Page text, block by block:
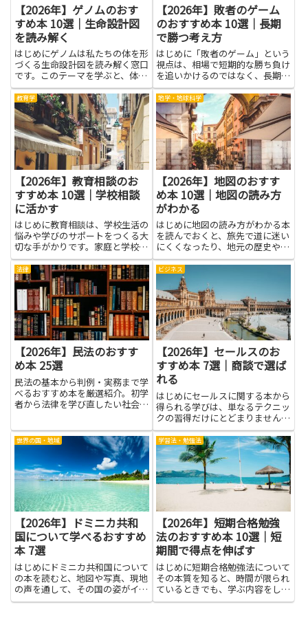
【2026年】ゲノムのおす
すめ本 10選｜生命設計図
を読み解く
はじめにゲノムは私たちの体を形
づくる生命設計図を読み解く窓口
です。このテーマを学ぶと、体の
しくみや遺伝の働きを身近な言葉
で理解できます。読みやすい本を
選べば専門用語がやさしく説明さ
れ、難しさを感じずに読み進めら
れます。DNAの基本、遺伝子の...
【2026年】敗者のゲーム
のおすすめ本 10選｜長期
で勝つ考え方
はじめに「敗者のゲーム」という
視点は、相場で短期的な勝ち負け
を追いかけるのではなく、長期で
勝つ考え方を重視します。これら
の本を読むことで、手数料や税金
といったコスト意識、資産を分散
することの意味、複利の力を時間
を味方にする考え方など、投資
の...
教育学
【2026年】教育相談のお
すすめ本 10選｜学校相談
に活かす
はじめに教育相談は、学校生活の
悩みや学びのサポートをつくる大
切な手がかりです。家庭と学校が
協力して子どもの居場所を作るた
めに、先生と保護者の話をつなぐ
工夫を学べます。専門家の話を理
解しやすく受け止める力が身につ
くと、相談の場がスムーズにな
り...
地学・地球科学
【2026年】地図のおすす
め本 10選｜地図の読み方
がわかる
はじめに地図の読み方がわかる本
を読んでおくと、旅先で道に迷い
にくくなったり、地元の歴史や地
形を想像しやすくなります。地図
はただの紙や画面の情報ではな
く、場所と人のつながりを読み解
く道具です。初心者にも分かりや
すい絵や記号の使い方を知ると、
地...
法律
【2026年】民法のおすす
め本 25選
民法の基本から判例・実務まで学
べるおすすめ本を厳選紹介。初学
者から法律を学び直したい社会人
ビジネス
【2026年】セールスのお
すすめ本 7選｜商談で選ば
れる
はじめにセールスに関する本から
得られる学びは、単なるテクニッ
クの習得だけにとどまりません。
商談で選ばれるためのコミュニケ
ーションのコツや相手の本音を引
き出す質問、提案の組み立て方と
いった実践的な知識を、体系的に
吸収できます。読むことで商談
前...
世界の国・地域
【2026年】ドミニカ共和
国について学べるおすすめ
本 7選
はじめにドミニカ共和国について
の本を読むと、地図や写真、現地
の声を通して、その国の姿がイメ
ージしやすくなります。地理や歴
学習法・勉強法
【2026年】短期合格勉強
法のおすすめ本 10選｜短
期間で得点を伸ばす
はじめに短期合格勉強法について
その本質を知ると、時間が限られ
ているときでも、学ぶ内容をしっ
かり整理し、無駄を減らすコツが